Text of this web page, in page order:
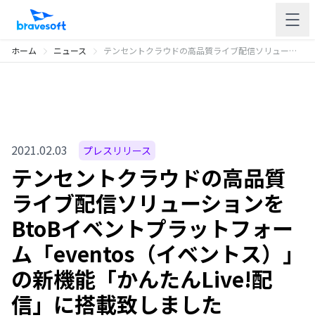
ホーム ニュース テンセントクラウドの高品質ライブ配信ソリューションをBtoBイベントプラットフォーム「eventos（イベントス）」の新機能「かんたんLive!配信」に搭載致しました
2021.02.03 プレスリリース
テンセントクラウドの高品質
ライブ配信ソリューションを
BtoBイベントプラットフォー
ム「eventos（イベントス）」
の新機能「かんたんLive!配
信」に搭載致しました